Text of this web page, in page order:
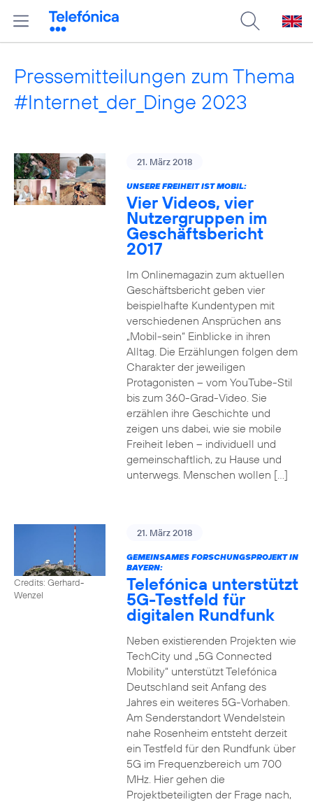
Pressemitteilungen zum Thema
#Internet_der_Dinge 2023
21. März 2018
UNSERE FREIHEIT IST MOBIL:
Vier Videos, vier
Nutzergruppen im
Geschäftsbericht
2017
Im Onlinemagazin zum aktuellen
Geschäftsbericht geben vier
beispielhafte Kundentypen mit
verschiedenen Ansprüchen ans
„Mobil-sein“ Einblicke in ihren
Alltag. Die Erzählungen folgen dem
Charakter der jeweiligen
Protagonisten – vom YouTube-Stil
bis zum 360-Grad-Video. Sie
erzählen ihre Geschichte und
zeigen uns dabei, wie sie mobile
Freiheit leben – individuell und
gemeinschaftlich, zu Hause und
unterwegs. Menschen wollen […]
Credits: Gerhard-
Wenzel
21. März 2018
GEMEINSAMES FORSCHUNGSPROJEKT IN
BAYERN:
Telefónica unterstützt
5G-Testfeld für
digitalen Rundfunk
Neben existierenden Projekten wie
TechCity und „5G Connected
Mobility“ unterstützt Telefónica
Deutschland seit Anfang des
Jahres ein weiteres 5G-Vorhaben.
Am Senderstandort Wendelstein
nahe Rosenheim entsteht derzeit
ein Testfeld für den Rundfunk über
5G im Frequenzbereich um 700
MHz. Hier gehen die
Projektbeteiligten der Frage nach,